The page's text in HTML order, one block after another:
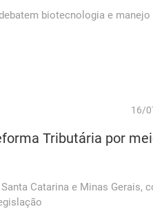
biotecnologia e
16/
Tributária por
Catarina e Minas Gerais,